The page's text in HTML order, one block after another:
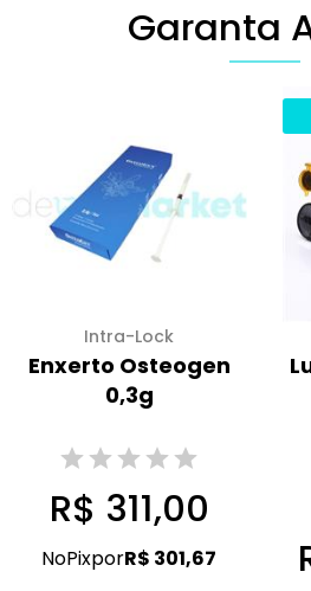
Garanta
Intra-Lock
Enxerto Osteogen
0,3g
R$ 311,00
NoPixporR$ 301,67